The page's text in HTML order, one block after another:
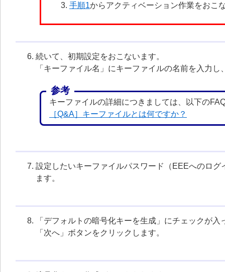
手順1からアクティベーション作業をおこ
続いて、初期設定をおこないます。
「キーファイル名」にキーファイルの名前を入力
参考
キーファイルの詳細につきましては、以下の
［Q&A］キーファイルとは何ですか？
設定したいキーファイルパスワード（EEEへのロ
ます。
「デフォルトの暗号化キーを生成」にチェックが
「次へ」ボタンをクリックします。